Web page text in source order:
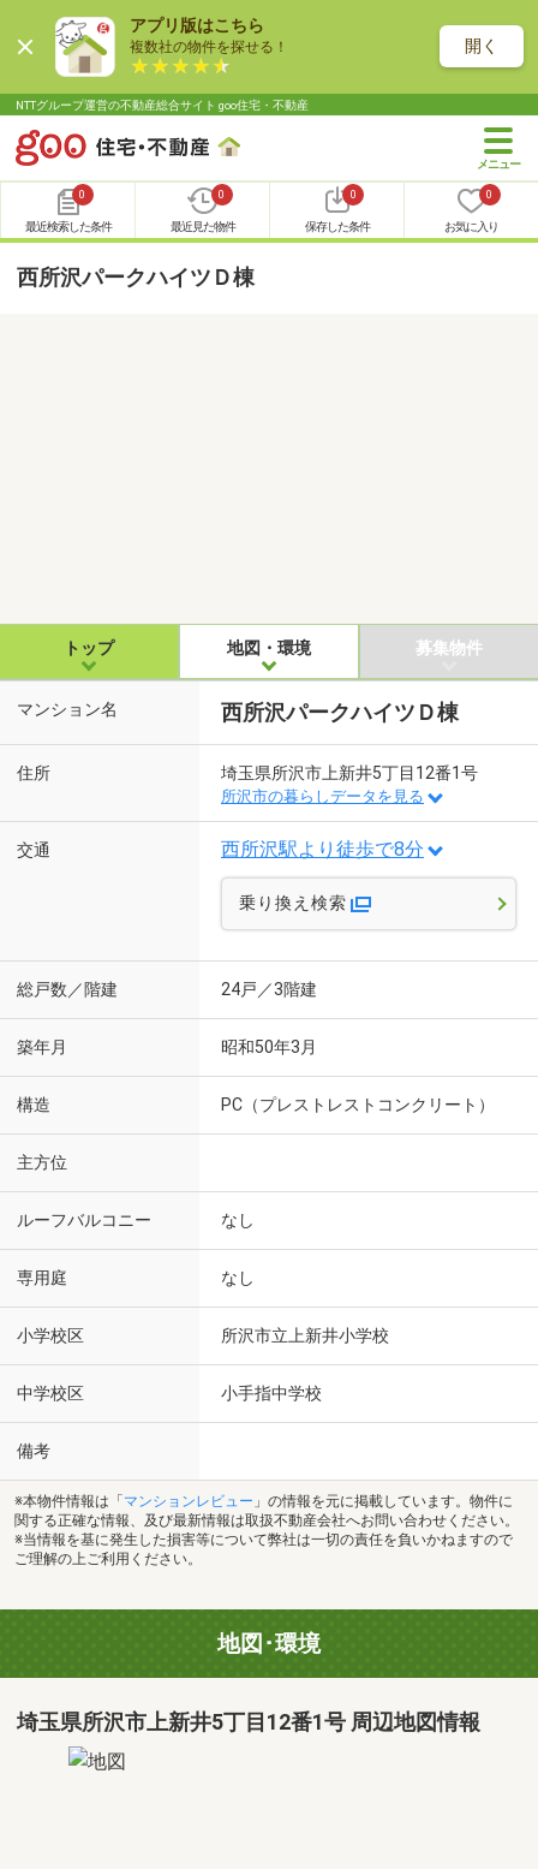
アプリ版はこちら
複数社の物件を探せる！ 開く
NTTグループ運営の不動産総合サイト goo住宅・不動産
0
最近検索した条件
0
最近見た物件
0
保存した条件
0
お気に入り
西所沢パークハイツＤ棟
トップ 地図・環境 募集物件
マンション名 西所沢パークハイツＤ棟
住所 埼玉県所沢市上新井5丁目12番1号
所沢市の暮らしデータを見る
交通 西所沢駅より徒歩で8分
乗り換え検索
総戸数／階建 24戸／3階建
築年月 昭和50年3月
構造 PC（プレストレストコンクリート）
主方位
ルーフバルコニー なし
専用庭 なし
小学校区 所沢市立上新井小学校
中学校区 小手指中学校
備考
※本物件情報は「 マンションレビュー 」の情報を元に掲載しています。物件に
関する正確な情報、及び最新情報は取扱不動産会社へお問い合わせください。
※当情報を基に発生した損害等について弊社は一切の責任を負いかねますので
ご理解の上ご利用ください。
地図･環境
埼玉県所沢市上新井5丁目12番1号 周辺地図情報